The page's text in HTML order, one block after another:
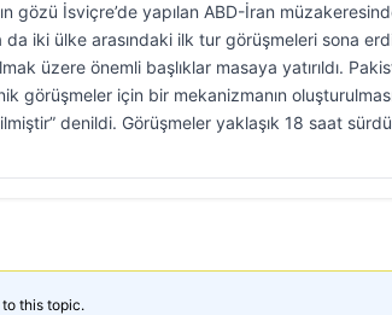
gözü İsviçre’de yapılan ABD-İran
da iki ülke arasındaki ilk tur görüşmeleri sona
üzere önemli başlıklar masaya yatırıldı.
görüşmeler için bir mekanizmanın
denildi. Görüşmeler yaklaşık 18 saat
this topic.